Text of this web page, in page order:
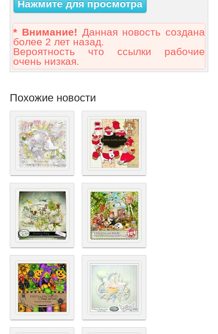
Нажмите для просмотра
* Внимание! Данная новость создана
более 2 лет назад.
Вероятность что ссылки рабочие
очень низкая.
Похожие новости